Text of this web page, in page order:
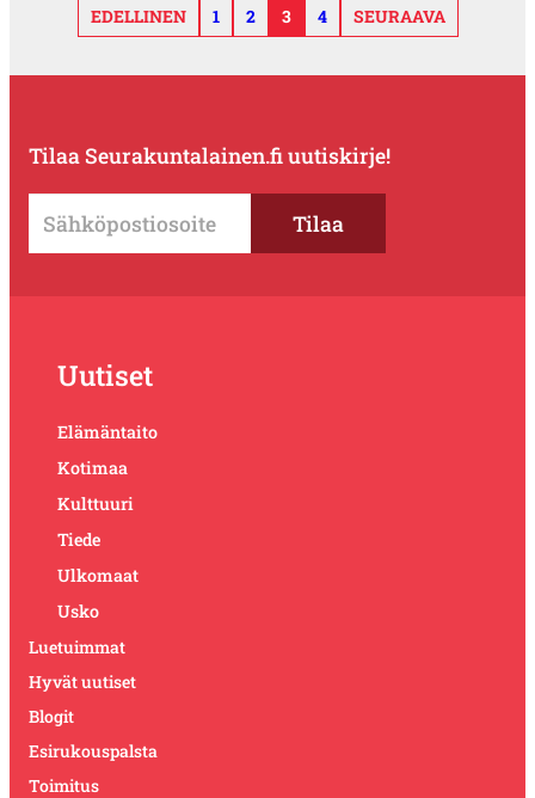
EDELLINEN 1 2 3 4 SEURAAVA
Tilaa Seurakuntalainen.fi uutiskirje!
Uutiset
Elämäntaito
Kotimaa
Kulttuuri
Tiede
Ulkomaat
Usko
Luetuimmat
Hyvät uutiset
Blogit
Esirukouspalsta
Toimitus